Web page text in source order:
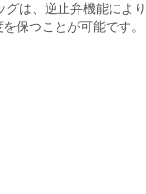
グは、逆止弁機能によ
保つことが可能です